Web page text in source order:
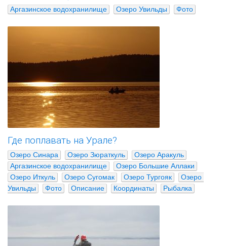
Аргазинское водохранилище Озеро Увильды Фото
Где поплавать на Урале?
Озеро Синара Озеро Зюраткуль
Озеро Аракуль
Аргазинское водохранилище
Озеро Большие Аллаки
Озеро Иткуль
Озеро Сугомак Озеро Тургояк
Озеро
Увильды
Фото Описание Координаты Рыбалка